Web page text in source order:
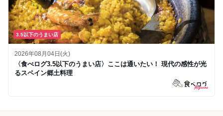
3.5以下のうまい店
2026年08月04日(火)
〈食べログ3.5以下のうまい店〉ここは通いたい！ 現代の感性が光
るスペイン郷土料理